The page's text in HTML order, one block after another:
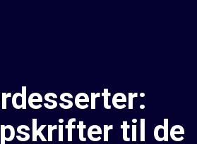
til de